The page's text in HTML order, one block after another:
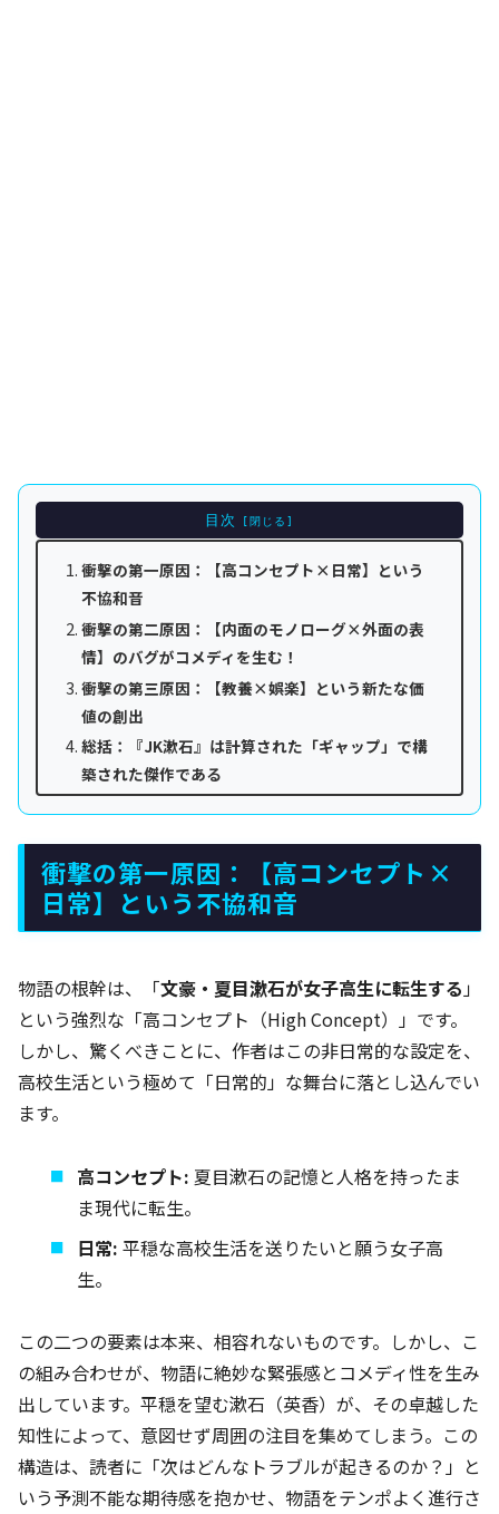
目次
衝撃の第一原因：【高コンセプト×日常】という
不協和音
衝撃の第二原因：【内面のモノローグ×外面の表
情】のバグがコメディを生む！
衝撃の第三原因：【教養×娯楽】という新たな価
値の創出
総括：『JK漱石』は計算された「ギャップ」で構
築された傑作である
衝撃の第一原因：【高コンセプト×
日常】という不協和音
物語の根幹は、「文豪・夏目漱石が女子高生に転生する」
という強烈な「高コンセプト（High Concept）」です。
しかし、驚くべきことに、作者はこの非日常的な設定を、
高校生活という極めて「日常的」な舞台に落とし込んでい
ます。
高コンセプト: 夏目漱石の記憶と人格を持ったま
ま現代に転生。
日常: 平穏な高校生活を送りたいと願う女子高
生。
この二つの要素は本来、相容れないものです。しかし、こ
の組み合わせが、物語に絶妙な緊張感とコメディ性を生み
出しています。平穏を望む漱石（英香）が、その卓越した
知性によって、意図せず周囲の注目を集めてしまう。この
構造は、読者に「次はどんなトラブルが起きるのか？」と
いう予測不能な期待感を抱かせ、物語をテンポよく進行さ